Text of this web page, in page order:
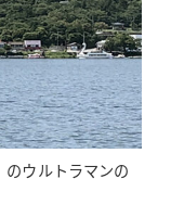
ウルトラマンの